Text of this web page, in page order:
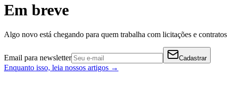
Em breve
Algo novo está chegando para quem trabalha com licitações e
Email para newsletter Cadastrar
Enquanto isso, leia nossos artigos →